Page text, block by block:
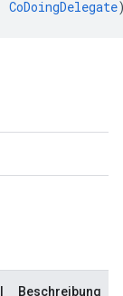
CoDoingDelegate
Beschreibung